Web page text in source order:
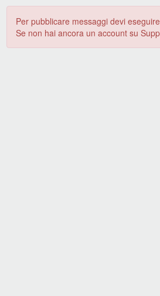
Per pubblicare messaggi devi
Se non hai ancora un account su